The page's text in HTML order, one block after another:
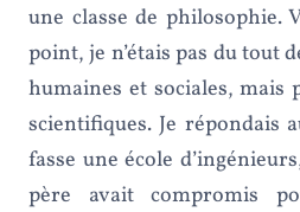
une classe de philosophie.
point, je n’étais pas du tout
humaines et sociales,
scientifiques. Je répondais
fasse une école
père avait compromis